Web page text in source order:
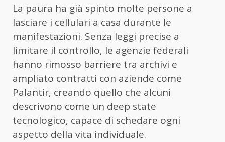
La paura ha già spinto molte persone a
lasciare i cellulari a casa durante le
manifestazioni. Senza leggi precise a
limitare il controllo, le agenzie federali
hanno rimosso barriere tra archivi e
ampliato contratti con aziende come
Palantir, creando quello che alcuni
descrivono come un deep state
tecnologico, capace di schedare ogni
aspetto della vita individuale.